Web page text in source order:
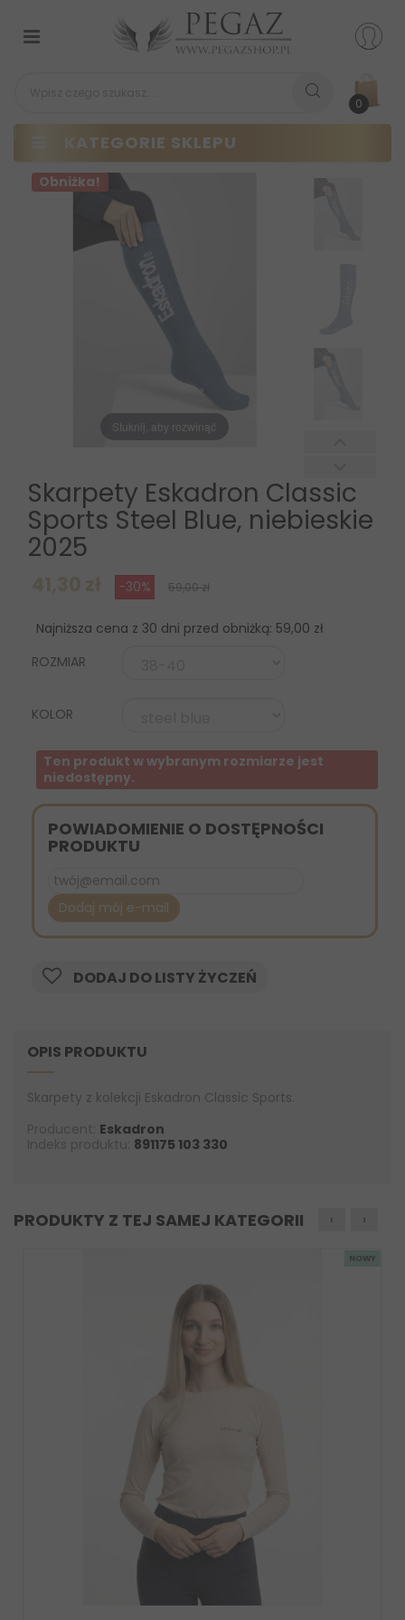
0
KATEGORIE SKLEPU
Przełącz
nawigacji
Obniżka!
Stuknij, aby rozwinąć
Skarpety Eskadron Classic
Sports Steel Blue, niebieskie
2025
-30% 59,00 zł
Najniższa cena z 30 dni przed obniżką: 59,00 zł
ROZMIAR
KOLOR
Ten produkt w wybranym rozmiarze jest
niedostępny.
POWIADOMIENIE O DOSTĘPNOŚCI
PRODUKTU
Dodaj mój e-mail
DODAJ DO LISTY ŻYCZEŃ
OPIS PRODUKTU
Skarpety z kolekcji Eskadron Classic Sports.
Producent: Eskadron
Indeks produktu: 891175 103 330
PRODUKTY Z TEJ SAMEJ KATEGORII ‹ ›